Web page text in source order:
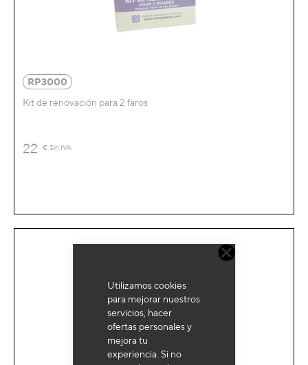
Utilizamos cookies
para mejorar nuestros
servicios, hacer
ofertas personales y
mejora tu
experiencia. Si no
RP3000
Kit de renovación para 2 faros
22 € Sin IVA